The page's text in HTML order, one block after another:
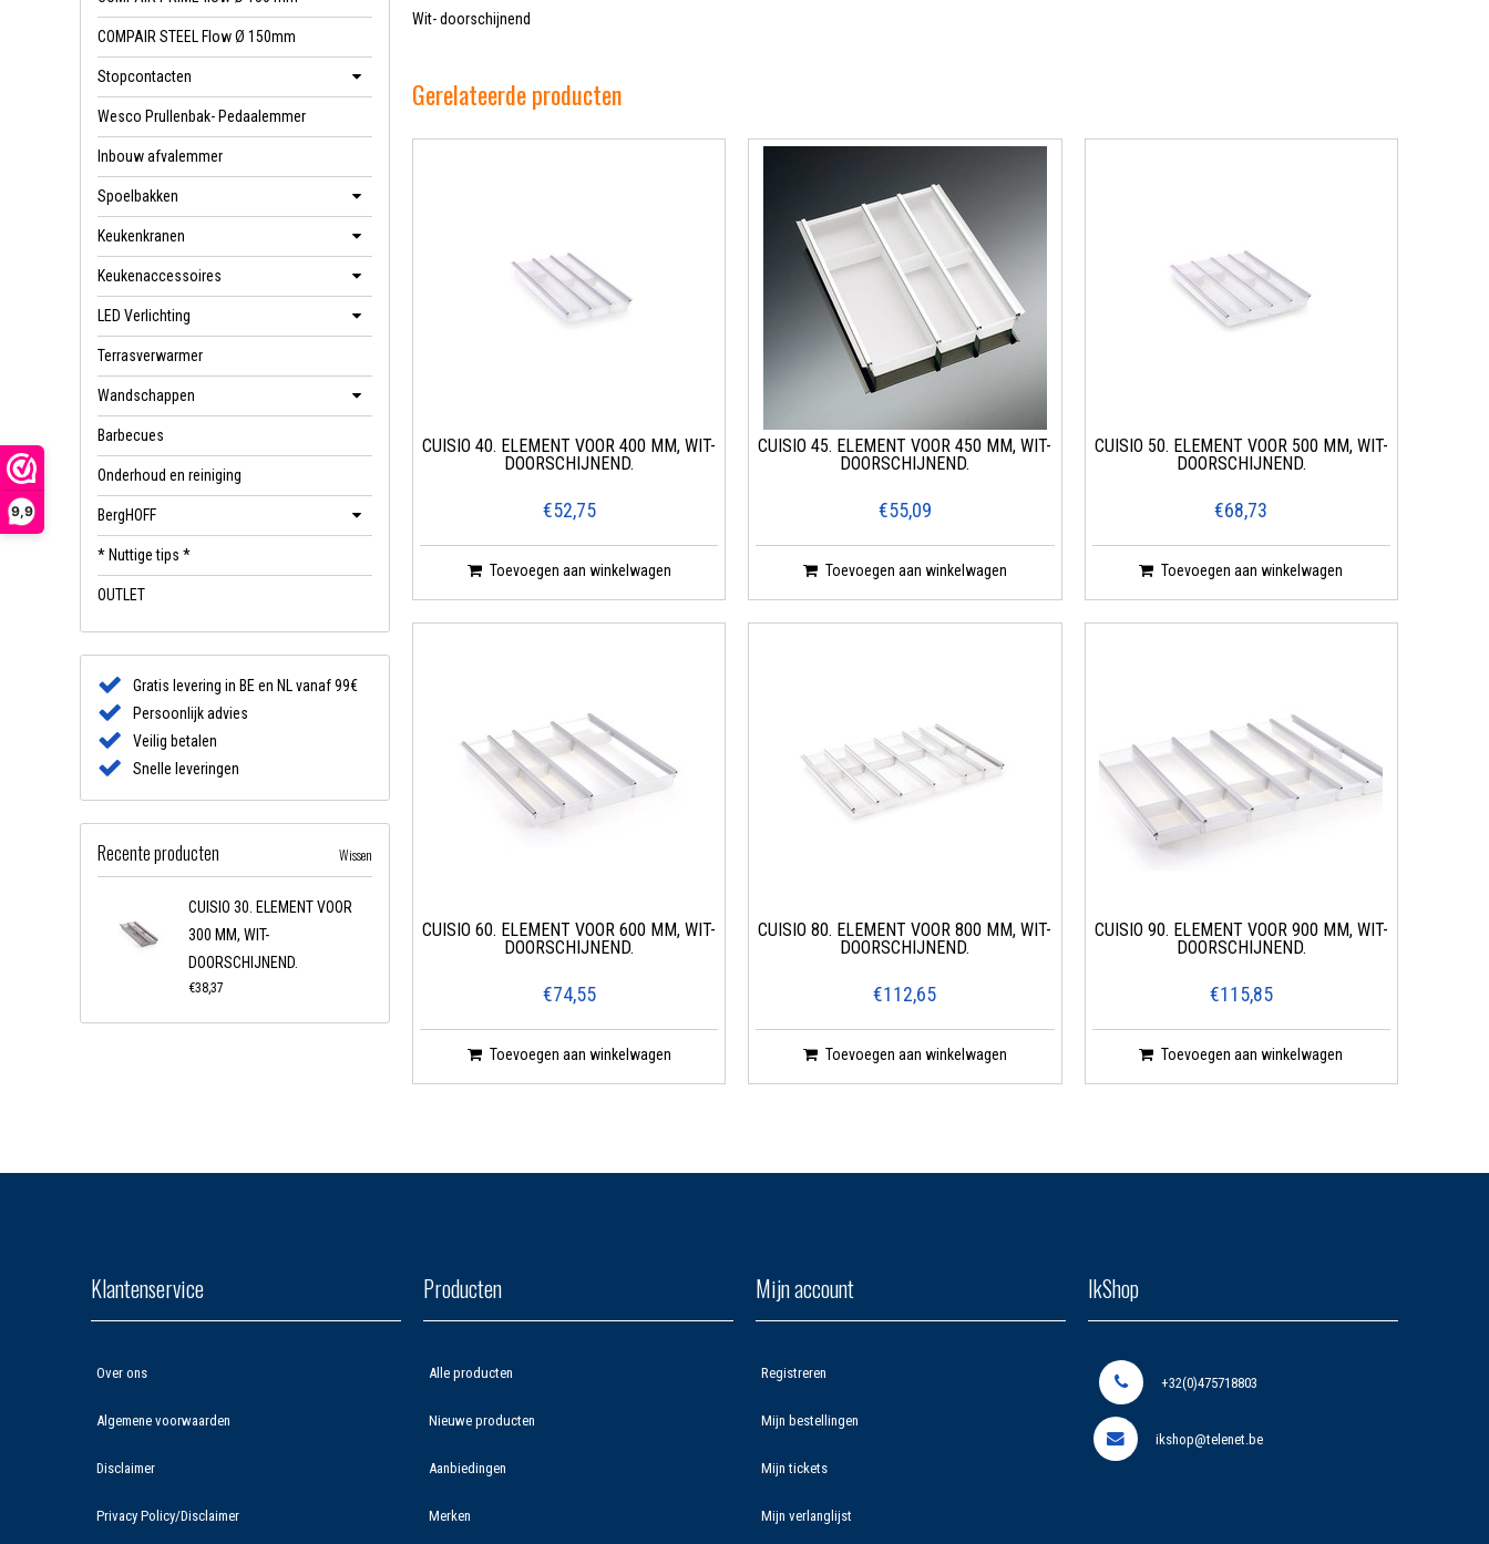
9,9
Wit- doorschijnend
Gerelateerde producten
CUISIO 40. ELEMENT VOOR 400 MM, WIT-
DOORSCHIJNEND.
€52,75
Toevoegen aan winkelwagen
CUISIO 45. ELEMENT VOOR 450 MM, WIT-
DOORSCHIJNEND.
€55,09
Toevoegen aan winkelwagen
CUISIO 50. ELEMENT VOOR 500 MM, WIT-
DOORSCHIJNEND.
€68,73
Toevoegen aan winkelwagen
CUISIO 60. ELEMENT VOOR 600 MM, WIT-
DOORSCHIJNEND.
€74,55
Toevoegen aan winkelwagen
CUISIO 80. ELEMENT VOOR 800 MM, WIT-
DOORSCHIJNEND.
€112,65
Toevoegen aan winkelwagen
CUISIO 90. ELEMENT VOOR 900 MM, WIT-
DOORSCHIJNEND.
€115,85
Toevoegen aan winkelwagen
COMPAIR STEEL Flow Ø 150mm
Stopcontacten
Wesco Prullenbak- Pedaalemmer
Inbouw afvalemmer
Spoelbakken
Keukenkranen
Keukenaccessoires
LED Verlichting
Terrasverwarmer
Wandschappen
Barbecues
Onderhoud en reiniging
BergHOFF
* Nuttige tips *
OUTLET
Gratis levering in BE en NL vanaf 99€
Persoonlijk advies
Veilig betalen
Snelle leveringen
Recente producten Wissen
CUISIO 30. ELEMENT VOOR
300 MM, WIT-
DOORSCHIJNEND.
€38,37
Klantenservice
Over ons
Algemene voorwaarden
Disclaimer
Privacy Policy/Disclaimer
Producten
Alle producten
Nieuwe producten
Aanbiedingen
Merken
Mijn account
Registreren
Mijn bestellingen
Mijn tickets
Mijn verlanglijst
IkShop
+32(0)475718803
ikshop@telenet.be